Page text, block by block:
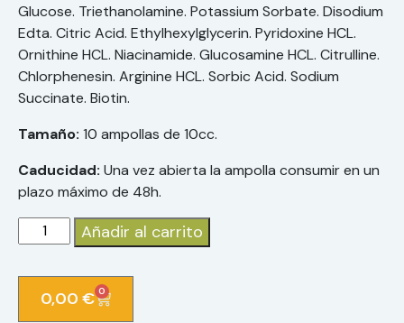
Glucose. Triethanolamine. Potassium Sorbate. Disodium
Edta. Citric Acid. Ethylhexylglycerin. Pyridoxine HCL.
Ornithine HCL. Niacinamide. Glucosamine HCL. Citrulline.
Chlorphenesin. Arginine HCL. Sorbic Acid. Sodium
Succinate. Biotin.
Tamaño: 10 ampollas de 10cc.
Caducidad: Una vez abierta la ampolla consumir en un
plazo máximo de 48h.
Añadir al carrito
0,00 € 0